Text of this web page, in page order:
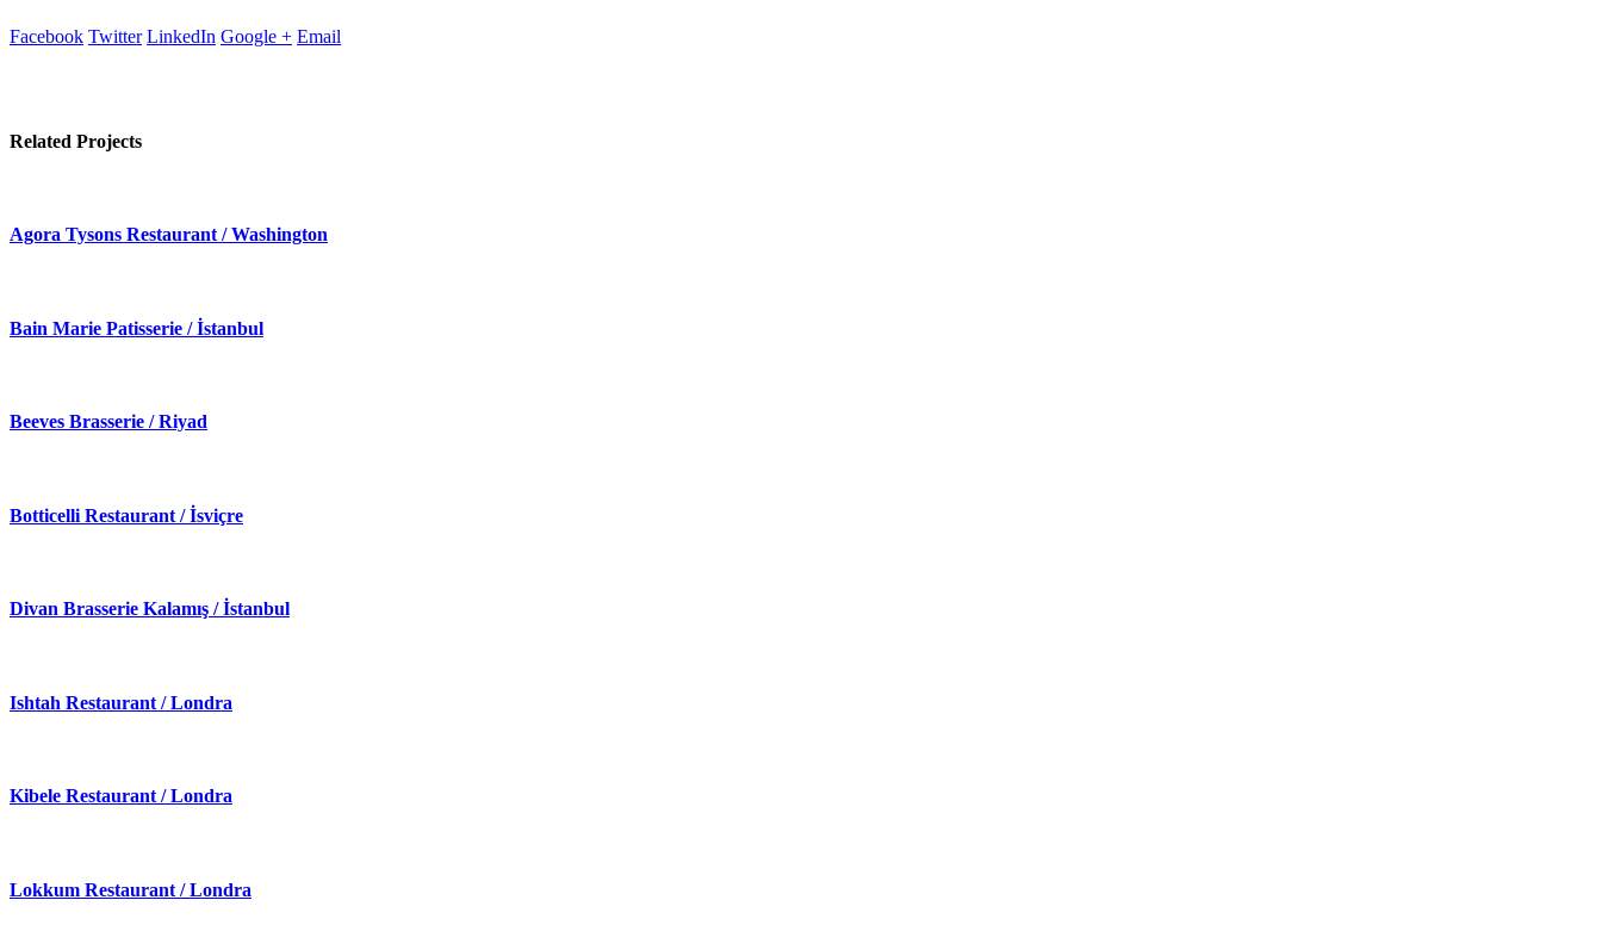
Facebook Twitter LinkedIn Google + Email
Related Projects
Agora Tysons Restaurant / Washington
Bain Marie Patisserie / İstanbul
Beeves Brasserie / Riyad
Botticelli Restaurant / İsviçre
Divan Brasserie Kalamış / İstanbul
Ishtah Restaurant / Londra
Kibele Restaurant / Londra
Lokkum Restaurant / Londra